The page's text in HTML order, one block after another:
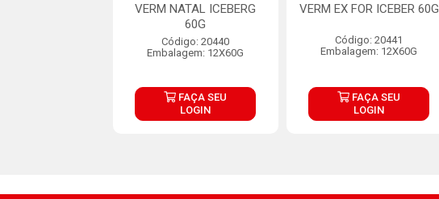
VERM NATAL ICEBERG
60G
Código: 20440
Embalagem: 12X60G
FAÇA SEU
LOGIN
VERM EX FOR ICEBER 60G
Código: 20441
Embalagem: 12X60G
FAÇA SEU
LOGIN